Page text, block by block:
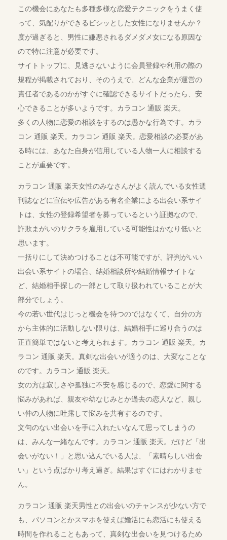
この機会にあなたも多種多様な恋愛テクニックをうまく使
って、気配りができるビシッとした女性になりませんか？
度が過ぎると、男性に嫌悪されるダメダメ女になる原因な
ので特に注意が必要です。
サイトトップに、見逃さないように会員登録や利用の際の
規程が掲載されており、そのうえで、どんな企業が運営の
責任者であるのかがすぐに確認できるサイトだったら、安
心できることが多いようです。カラコン 通販 楽天。
多くの人物に恋愛の相談をするのは愚かな行為です。カラ
コン 通販 楽天。カラコン 通販 楽天。恋愛相談の必要があ
る時には、あなた自身が信用している人物一人に相談する
ことが重要です。
カラコン 通販 楽天女性のみなさんがよく読んでいる女性週
刊誌などに宣伝や広告がある有名企業による出会い系サイ
トは、女性の登録希望者を募っているという証拠なので、
詐欺まがいのサクラを雇用している可能性はかなり低いと
思います。
一括りにして決めつけることは不可能ですが、評判がいい
出会い系サイトの場合、結婚相談所や結婚情報サイトな
ど、結婚相手探しの一部として取り扱われていることが大
部分でしょう。
今の若い世代はじっと機会を待つのではなくて、自分の方
から主体的に活動しない限りは、結婚相手に巡り合うのは
正直簡単ではないと考えられます。カラコン 通販 楽天。カ
ラコン 通販 楽天。真剣な出会いが適うのは、大変なことな
のです。カラコン 通販 楽天。
女の方は寂しさや孤独に不安を感じるので、恋愛に関する
悩みがあれば、親友や幼なじみとか過去の恋人など、親し
い仲の人物に吐露して悩みを共有するのです。
文句のない出会いを手に入れたいなんて思ってしまうの
は、みんな一緒なんです。カラコン 通販 楽天。だけど「出
会いがない！」と思い込んでいる人は、「素晴らしい出会
い」という点ばかり考え過ぎ。結果はすぐにはわかりませ
ん。
カラコン 通販 楽天男性との出会いのチャンスが少ない方で
も、パソコンとかスマホを使えば婚活にも恋活にも使える
時間を作れることもあって、真剣な出会いを見つけるため